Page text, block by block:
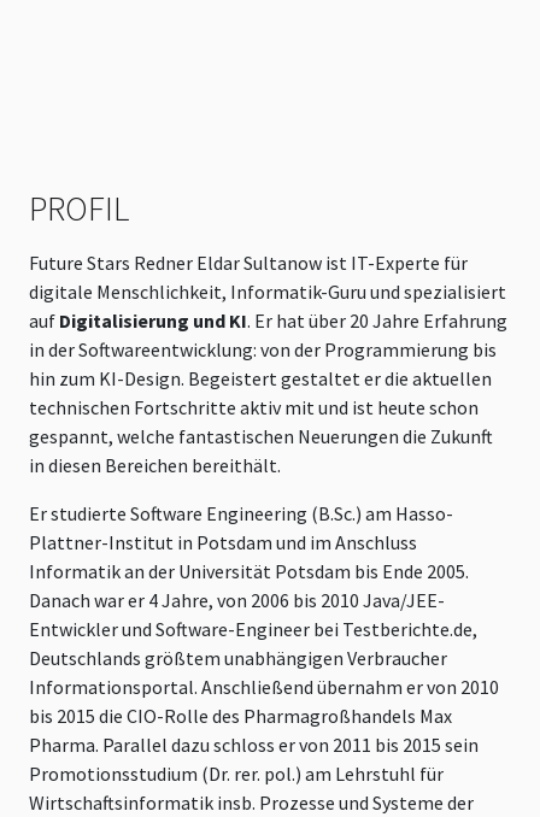
PROFIL
Future Stars Redner Eldar Sultanow ist IT-Experte für
digitale Menschlichkeit, Informatik-Guru und spezialisiert
auf Digitalisierung und KI. Er hat über 20 Jahre Erfahrung
in der Softwareentwicklung: von der Programmierung bis
hin zum KI-Design. Begeistert gestaltet er die aktuellen
technischen Fortschritte aktiv mit und ist heute schon
gespannt, welche fantastischen Neuerungen die Zukunft
in diesen Bereichen bereithält.
Er studierte Software Engineering (B.Sc.) am Hasso-
Plattner-Institut in Potsdam und im Anschluss
Informatik an der Universität Potsdam bis Ende 2005.
Danach war er 4 Jahre, von 2006 bis 2010 Java/JEE-
Entwickler und Software-Engineer bei Testberichte.de,
Deutschlands größtem unabhängigen Verbraucher
Informationsportal. Anschließend übernahm er von 2010
bis 2015 die CIO-Rolle des Pharmagroßhandels Max
Pharma. Parallel dazu schloss er von 2011 bis 2015 sein
Promotionsstudium (Dr. rer. pol.) am Lehrstuhl für
Wirtschaftsinformatik insb. Prozesse und Systeme der